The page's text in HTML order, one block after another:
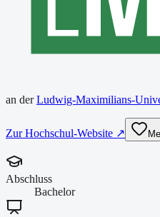
an derLudwig-Maximilians-
Zur Hochschul-Website ↗
Abschluss
Bachelor